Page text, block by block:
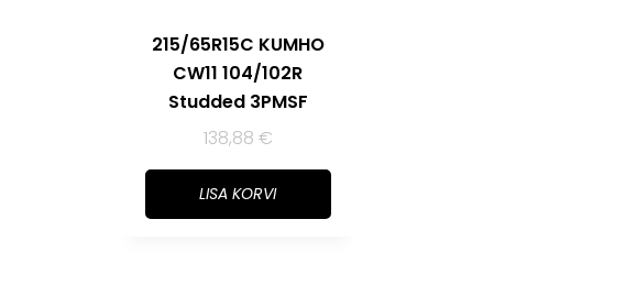
215/65R15C KUMHO
CW11 104/102R
Studded 3PMSF
138,88 €
LISA KORVI